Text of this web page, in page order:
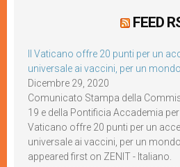
FEED
Il Vaticano offre 20 punti per un
universale ai vaccini, per un
Dicembre 29, 2020
Comunicato Stampa della
19 e della Pontificia Accademia per
Vaticano offre 20 punti per un
universale ai vaccini, per un
appeared first on ZENIT - Italiano.